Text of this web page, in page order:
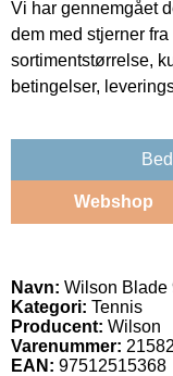
Vi har gennemgået
dem med stjerner
sortimentstørrelse,
betingelser,
Webshop
Navn: Wilson Blade
Kategori: Tennis
Producent: Wilson
Varenummer:
EAN: 97512515368